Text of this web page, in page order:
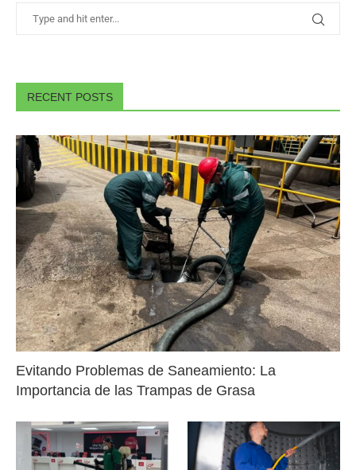
RECENT POSTS
Evitando Problemas de Saneamiento: La
Importancia de las Trampas de Grasa